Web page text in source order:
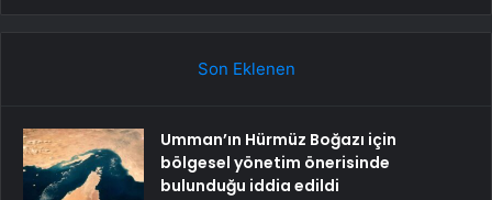
Son Eklenen
Umman’ın Hürmüz Boğazı için
bölgesel yönetim önerisinde
bulunduğu iddia edildi